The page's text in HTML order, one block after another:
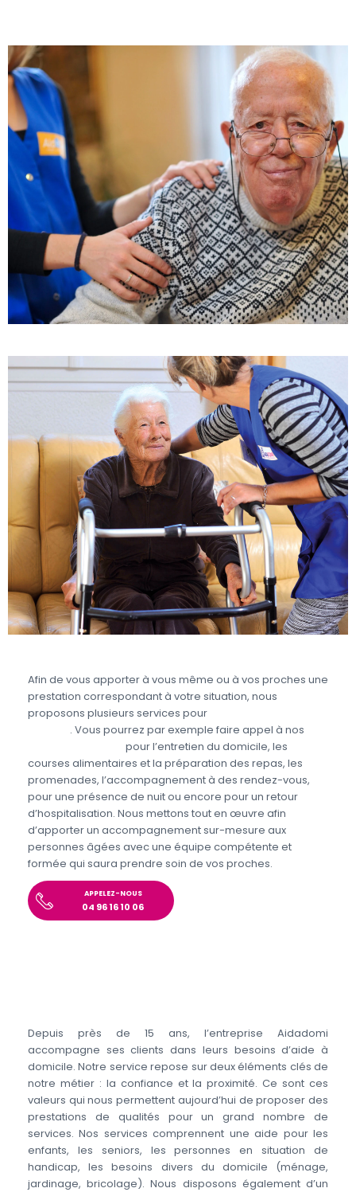
Afin de vous apporter à vous même ou à vos proches une
prestation correspondant à votre situation, nous
proposons plusieurs services pour
. Vous pourrez par exemple faire appel à nos
pour l’entretien du domicile, les
courses alimentaires et la préparation des repas, les
promenades, l’accompagnement à des rendez-vous,
pour une présence de nuit ou encore pour un retour
d’hospitalisation. Nous mettons tout en œuvre afin
d’apporter un accompagnement sur-mesure aux
personnes âgées avec une équipe compétente et
formée qui saura prendre soin de vos proches.
APPELEZ-NOUS
04 96 16 10 06
Depuis près de 15 ans, l’entreprise Aidadomi
accompagne ses clients dans leurs besoins d’aide à
domicile. Notre service repose sur deux éléments clés de
notre métier : la confiance et la proximité. Ce sont ces
valeurs qui nous permettent aujourd’hui de proposer des
prestations de qualités pour un grand nombre de
services. Nos services comprennent une aide pour les
enfants, les seniors, les personnes en situation de
handicap, les besoins divers du domicile (ménage,
jardinage, bricolage). Nous disposons également d’un